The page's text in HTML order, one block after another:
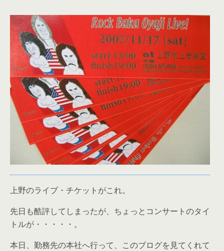
上野のライブ・チケットがこれ。
先日も酷評してしまったが、ちょっとコンサートのタイ
トルが・・・・・。
本日、勤務先の本社へ行って、このブログを見てくれて